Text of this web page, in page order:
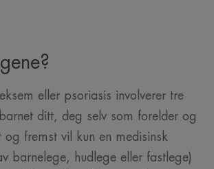
eller psoriasis involverer tre
ditt, deg selv som forelder og
og fremst vil kun en medisinsk
barnelege, hudlege eller fastlege)